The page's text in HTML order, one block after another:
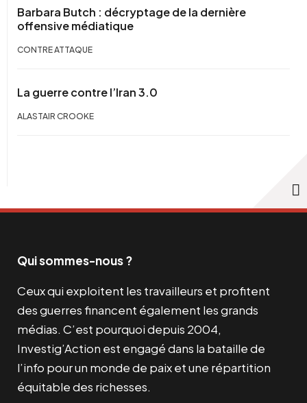
Barbara Butch : décryptage de la dernière
offensive médiatique
CONTRE ATTAQUE
La guerre contre l’Iran 3.0
ALASTAIR CROOKE
Qui sommes-nous ?
Ceux qui exploitent les travailleurs et profitent
des guerres financent également les grands
médias. C’est pourquoi depuis 2004,
Investig’Action est engagé dans la bataille de
l’info pour un monde de paix et une répartition
équitable des richesses.